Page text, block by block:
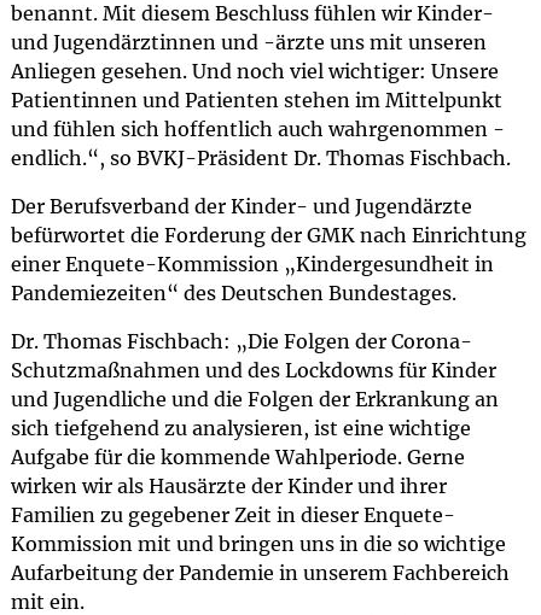
benannt. Mit diesem Beschluss fühlen wir Kinder-
und Jugendärztinnen und -ärzte uns mit unseren
Anliegen gesehen. Und noch viel wichtiger: Unsere
Patientinnen und Patienten stehen im Mittelpunkt
und fühlen sich hoffentlich auch wahrgenommen -
endlich.“, so BVKJ-Präsident Dr. Thomas Fischbach.
Der Berufsverband der Kinder- und Jugendärzte
befürwortet die Forderung der GMK nach Einrichtung
einer Enquete-Kommission „Kindergesundheit in
Pandemiezeiten“ des Deutschen Bundestages.
Dr. Thomas Fischbach: „Die Folgen der Corona-
Schutzmaßnahmen und des Lockdowns für Kinder
und Jugendliche und die Folgen der Erkrankung an
sich tiefgehend zu analysieren, ist eine wichtige
Aufgabe für die kommende Wahlperiode. Gerne
wirken wir als Hausärzte der Kinder und ihrer
Familien zu gegebener Zeit in dieser Enquete-
Kommission mit und bringen uns in die so wichtige
Aufarbeitung der Pandemie in unserem Fachbereich
mit ein.